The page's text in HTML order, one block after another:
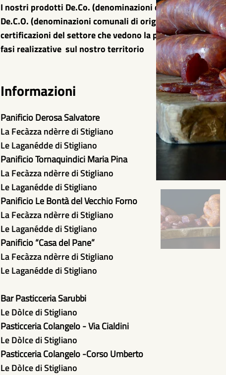
I nostri prodotti De.Co. (denominazioni comunali) o
De.C.O. (denominazioni comunali di origine),
certificazioni del settore che vedono la produzione e le
fasi realizzative sul nostro territorio
Informazioni
Panificio Derosa Salvatore
La Fecàzza ndèrre di Stigliano
Le Laganédde di Stigliano
Panificio Tornaquindici Maria Pina
La Fecàzza ndèrre di Stigliano
Le Laganédde di Stigliano
Panificio Le Bontà del Vecchio Forno
La Fecàzza ndèrre di Stigliano
Le Laganédde di Stigliano
Panificio “Casa del Pane”
La Fecàzza ndèrre di Stigliano
Le Laganédde di Stigliano
Bar Pasticceria Sarubbi
Le Dòlce di Stigliano
Pasticceria Colangelo - Via Cialdini
Le Dòlce di Stigliano
Pasticceria Colangelo -Corso Umberto
Le Dòlce di Stigliano